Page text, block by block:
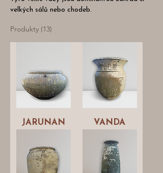
velkých sálů nebo chodeb.
Produkty (13)
JARUNAN VANDA